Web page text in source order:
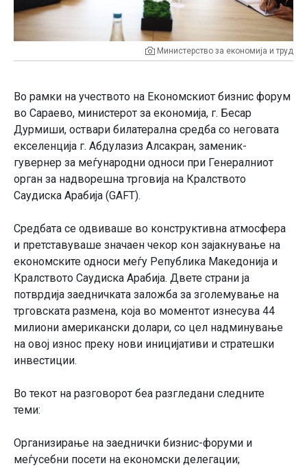
Министерство за економија и труд
Во рамки на учеството на Економскиот бизнис форум
во Сараево, министерот за економија, г. Бесар
Дурмиши, оствари билатерална средба со неговата
екселенција г. Абдулазиз Алсакран, заменик-
гувернер за меѓународни односи при Генералниот
орган за надворешна трговија на Кралството
Саудиска Арабија (GAFT).
Средбата се одвиваше во конструктивна атмосфера
и претставуваше значаен чекор кон зајакнување на
економските односи меѓу Република Македонија и
Кралството Саудиска Арабија. Двете страни ја
потврдија заедничката заложба за зголемување на
трговската размена, која во моментот изнесува 44
милиони американски долари, со цел надминување
на овој износ преку нови иницијативи и стратешки
инвестиции.
Во текот на разговорот беа разгледани следните
теми:
Организирање на заеднички бизнис-форуми и
меѓусебни посети на економски делегации;